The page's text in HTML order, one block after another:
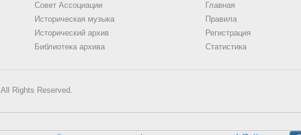
Совет Ассоциации
Историческая музыка
Исторический архив
Библиотека архива
Главная
Правила
Регистрация
Статистика
All Rights Reserved.